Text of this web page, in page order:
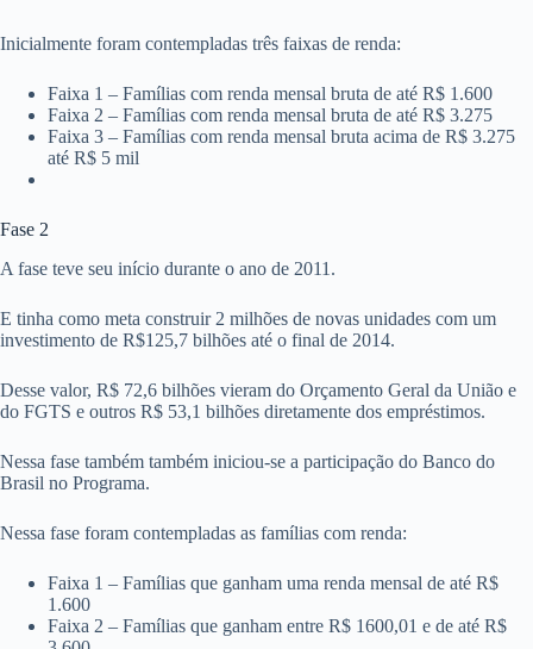
Inicialmente foram contempladas três faixas de renda:
Faixa 1 – Famílias com renda mensal bruta de até R$ 1.600
Faixa 2 – Famílias com renda mensal bruta de até R$ 3.275
Faixa 3 – Famílias com renda mensal bruta acima de R$ 3.275
até R$ 5 mil
Fase 2
A fase teve seu início durante o ano de 2011.
E tinha como meta construir 2 milhões de novas unidades com um
investimento de R$125,7 bilhões até o final de 2014.
Desse valor, R$ 72,6 bilhões vieram do Orçamento Geral da União e
do FGTS e outros R$ 53,1 bilhões diretamente dos empréstimos.
Nessa fase também também iniciou-se a participação do Banco do
Brasil no Programa.
Nessa fase foram contempladas as famílias com renda:
Faixa 1 – Famílias que ganham uma renda mensal de até R$
1.600
Faixa 2 – Famílias que ganham entre R$ 1600,01 e de até R$